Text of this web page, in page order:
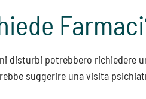
disturbi potrebbero richiedere
suggerire una visita